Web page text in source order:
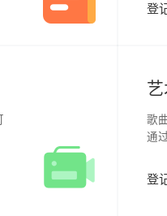
登
歌
通
登